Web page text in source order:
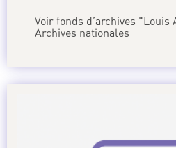
Voir fonds d’archives "Louis
Archives nationales